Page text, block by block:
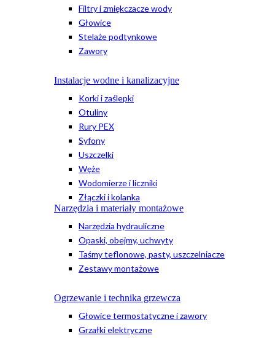
Filtry i zmiękczacze wody
Głowice
Stelaże podtynkowe
Zawory
Instalacje wodne i kanalizacyjne
Korki i zaślepki
Otuliny
Rury PEX
Syfony
Uszczelki
Węże
Wodomierze i liczniki
Złączki i kolanka
Narzędzia i materiały montażowe
Narzędzia hydrauliczne
Opaski, obejmy, uchwyty
Taśmy teflonowe, pasty, uszczelniacze
Zestawy montażowe
Ogrzewanie i technika grzewcza
Głowice termostatyczne i zawory
Grzałki elektryczne